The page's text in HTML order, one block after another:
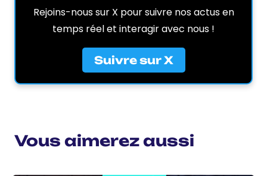
Rejoins-nous sur X pour suivre nos actus en
temps réel et interagir avec nous !
Suivre sur X
Vous aimerez aussi